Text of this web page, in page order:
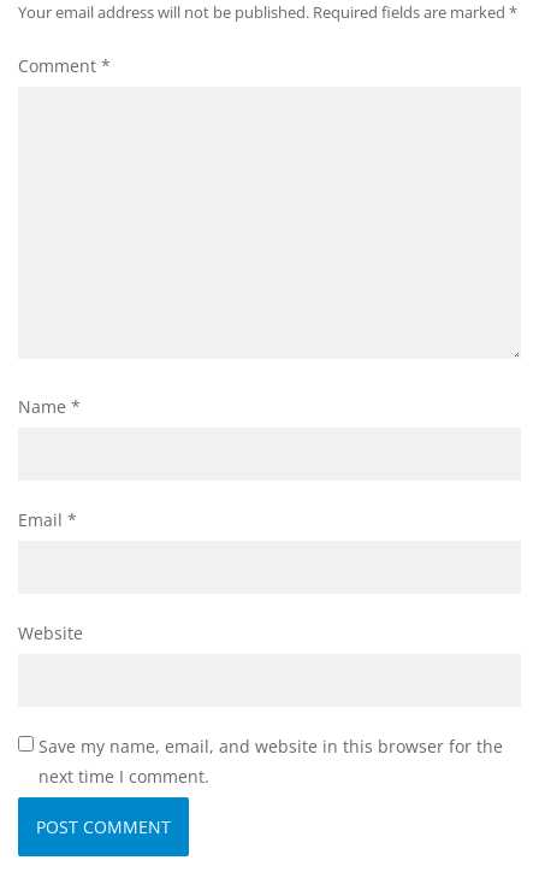
Your email address will not be published. Required fields are marked *
Comment *
Name *
Email *
Website
Save my name, email, and website in this browser for the
next time I comment.